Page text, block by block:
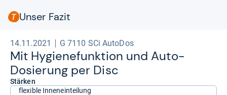
Unser Fazit
14.11.2021 G 7110 SCi AutoDos
Mit Hygie­ne­funk­tion und Auto-​
Dosie­rung per Disc
Stärken
flexible Inneneinteilung